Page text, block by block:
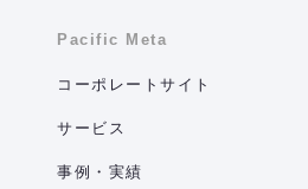
Pacific Meta
コーポレートサイト
サービス
事例・実績